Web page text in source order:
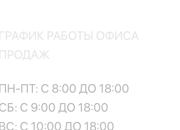
ГРАФИК РАБОТЫ ОФИСА
ПРОДАЖ
ПН-ПТ: С 8:00 ДО 18:00
С 9:00 ДО 18:00
ВС: С 10:00 ДО 18:00